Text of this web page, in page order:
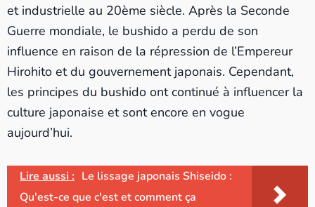
et industrielle au 20ème siècle. Après la Seconde
Guerre mondiale, le bushido a perdu de son
influence en raison de la répression de l’Empereur
Hirohito et du gouvernement japonais. Cependant,
les principes du bushido ont continué à influencer la
culture japonaise et sont encore en vogue
aujourd’hui.
Lire aussi : Le lissage japonais Shiseido :
Qu'est-ce que c'est et comment ça